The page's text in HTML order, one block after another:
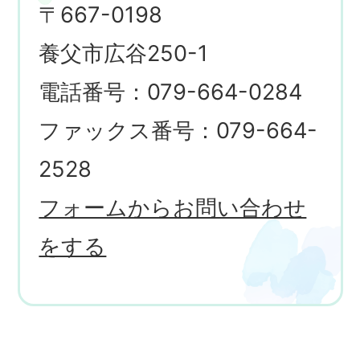
〒667-0198
養父市広谷250-1
電話番号：079-664-0284
ファックス番号：079-664-
2528
フォームからお問い合わせ
をする